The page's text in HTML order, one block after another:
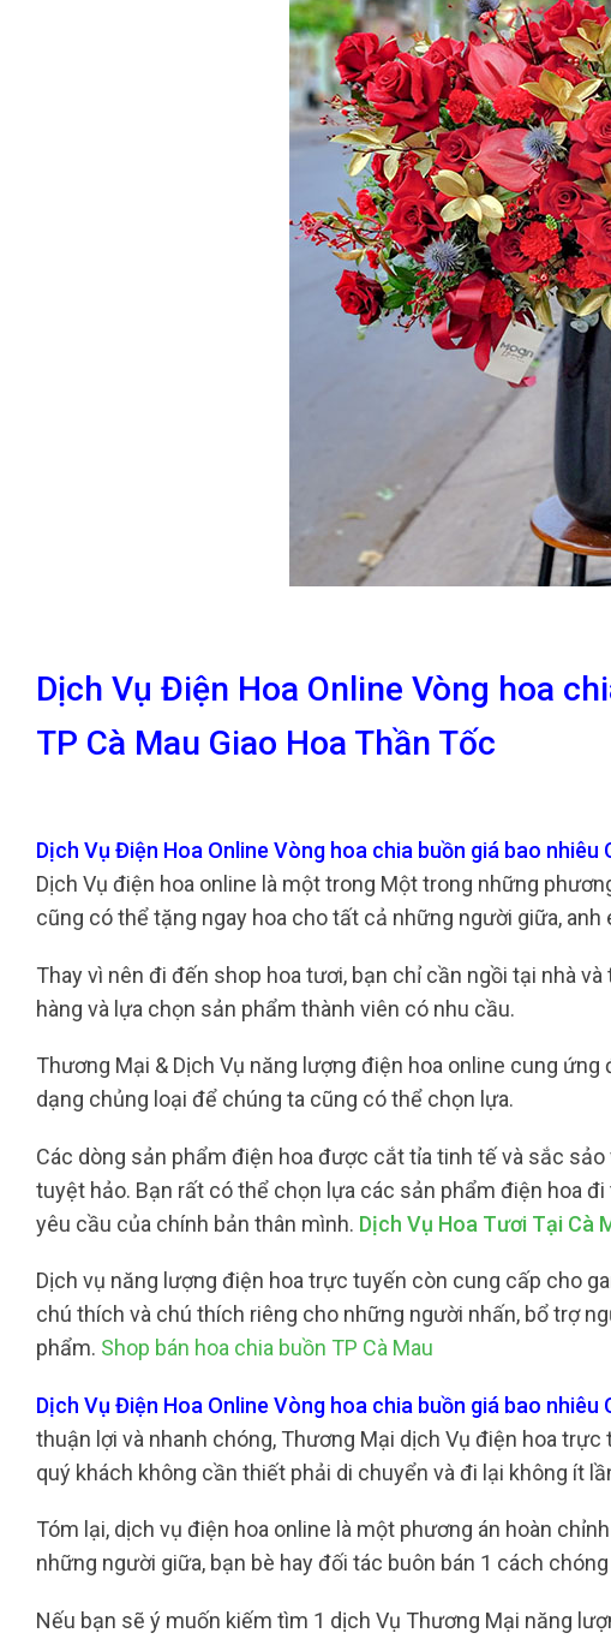
Dịch Vụ Điện Hoa Online Vòng hoa
TP Cà Mau Giao Hoa Thần Tốc
Dịch Vụ Điện Hoa Online Vòng hoa chia buồn giá bao nhiêu
Dịch Vụ điện hoa online là một trong Một trong những
cũng có thể tặng ngay hoa cho tất cả những người giữa, anh
Thay vì nên đi đến shop hoa tươi, bạn chỉ cần ngồi tại nhà
hàng và lựa chọn sản phẩm thành viên có nhu cầu.
Thương Mại & Dịch Vụ năng lượng điện hoa online cung
dạng chủng loại để chúng ta cũng có thể chọn lựa.
Các dòng sản phẩm điện hoa được cắt tỉa tinh tế và sắc
tuyệt hảo. Bạn rất có thể chọn lựa các sản phẩm điện hoa
yêu cầu của chính bản thân mình. Dịch Vụ Hoa Tươi Tại Cà
Dịch vụ năng lượng điện hoa trực tuyến còn cung cấp cho
chú thích và chú thích riêng cho những người nhấn, bổ trợ
phẩm. Shop bán hoa chia buồn TP Cà Mau
Dịch Vụ Điện Hoa Online Vòng hoa chia buồn giá bao nhiêu
thuận lợi và nhanh chóng, Thương Mại dịch Vụ điện hoa
quý khách không cần thiết phải di chuyển và đi lại không ít
Tóm lại, dịch vụ điện hoa online là một phương án hoàn
những người giữa, bạn bè hay đối tác buôn bán 1 cách
Nếu bạn sẽ ý muốn kiếm tìm 1 dịch Vụ Thương Mại năng